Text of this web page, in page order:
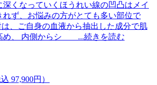
深くなっていくほうれい線の凹凸はメイ
れず、お悩みの方がとても多い部位で
は、ご自身の血液から抽出した成分で肌
め、 内側からシ ...続きを読む
97,900円）